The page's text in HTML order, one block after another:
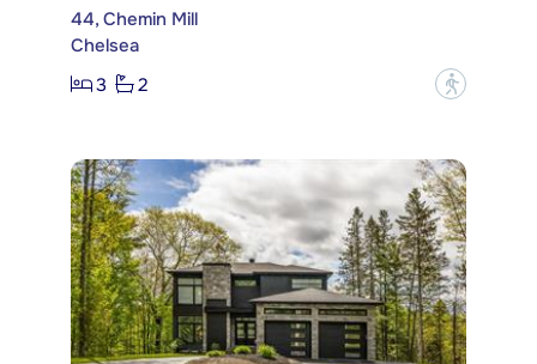
44, Chemin Mill
Chelsea
3
2 ?